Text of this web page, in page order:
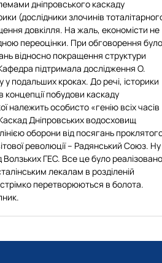
дніпровського каскаду
(дослідники злочинів
довкілля. На жаль, економісти не
переоцінки. При обговорення було
відносно покращення структури
підтримала дослідження О.
у подальших кроках. До речі, історики
концепції побудови каскаду
належить особисто «генію всіх часів
Дніпровських водосховищ
оборони від посягань
революції – Радянський Союз. Ну
ГЕС. Все це було реалізовано
лекалам в розділеній
перетворюються в болота.